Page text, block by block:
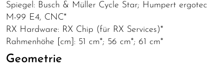
Spiegel: Busch & Müller Cycle Star; Humpert ergotec
M-99 E4, CNC*
RX Hardware: RX Chip (für RX Services)*
Rahmenhöhe [cm]: 51 cm*; 56 cm*; 61 cm*
Geometrie